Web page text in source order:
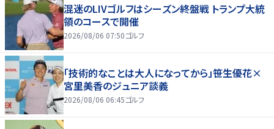
混迷のLIVゴルフはシーズン終盤戦 トランプ大統
領のコースで開催
2026/08/06 07:50ゴルフ
「技術的なことは大人になってから」笹生優花×
宮里美香のジュニア談義
2026/08/06 06:45ゴルフ